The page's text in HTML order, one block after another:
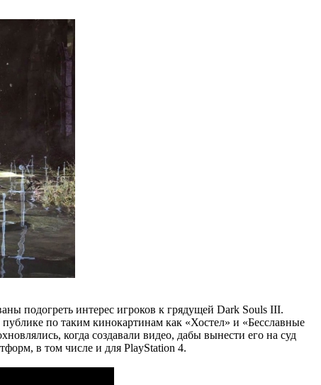
подогреть интерес игроков к грядущей Dark Souls III.
по таким кинокартинам как «Хостел» и «Бесславные
когда создавали видео, дабы вынести его на суд
в том числе и для PlayStation 4.